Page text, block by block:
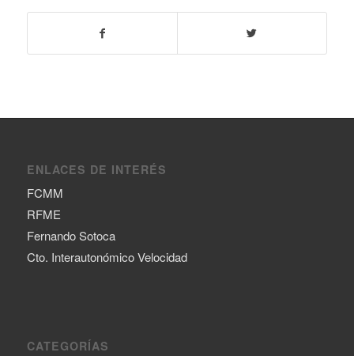
ENLACES DE INTERÉS
FCMM
RFME
Fernando Sotoca
Cto. Interautonómico Velocidad
CATEGORÍAS